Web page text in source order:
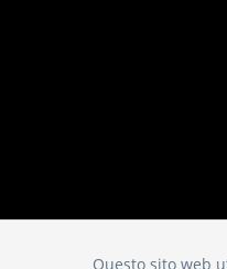
Questo sito web